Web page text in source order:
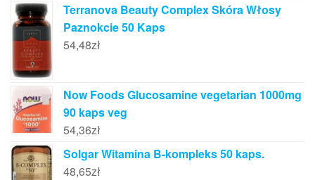
Terranova Beauty Complex Skóra Włosy
Paznokcie 50 Kaps
54,48zł
Now Foods Glucosamine vegetarian 1000mg
90 kaps veg
54,36zł
Solgar Witamina B-kompleks 50 kaps.
48,65zł